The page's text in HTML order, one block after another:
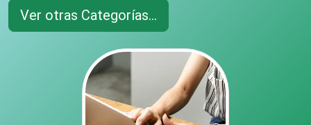
Ver otras Categorías...